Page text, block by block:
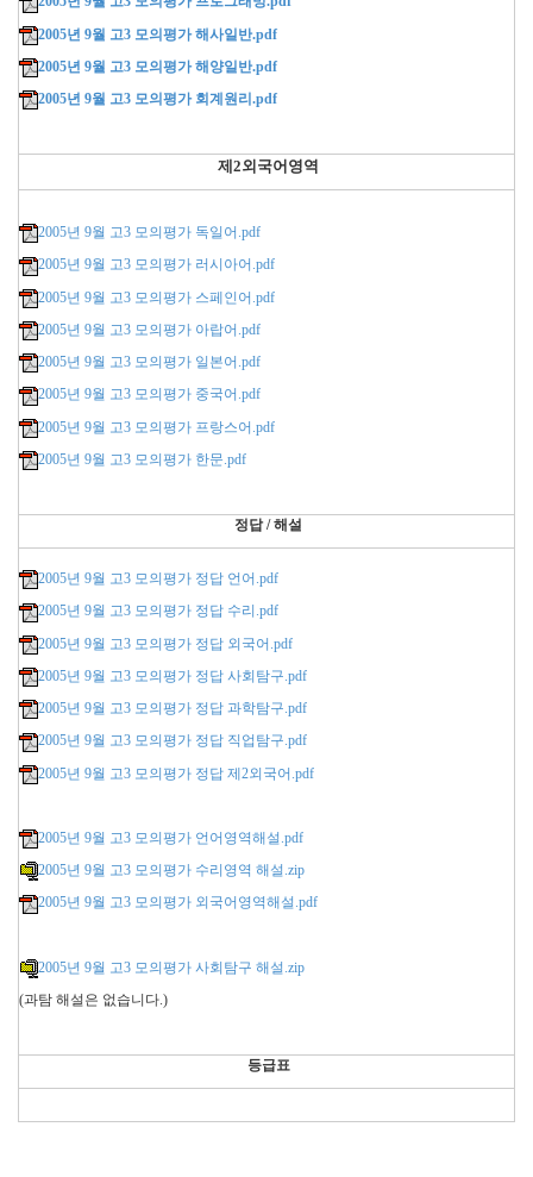
2005년 9월 고3 모의평가 해사일반.pdf
2005년 9월 고3 모의평가 해양일반.pdf
2005년 9월 고3 모의평가 회계원리.pdf
제2외국어영역
2005년 9월 고3 모의평가 독일어.pdf
2005년 9월 고3 모의평가 러시아어.pdf
2005년 9월 고3 모의평가 스페인어.pdf
2005년 9월 고3 모의평가 아랍어.pdf
2005년 9월 고3 모의평가 일본어.pdf
2005년 9월 고3 모의평가 중국어.pdf
2005년 9월 고3 모의평가 프랑스어.pdf
2005년 9월 고3 모의평가 한문.pdf
정답 / 해설
2005년 9월 고3 모의평가 정답 언어.pdf
2005년 9월 고3 모의평가 정답 수리.pdf
2005년 9월 고3 모의평가 정답 외국어.pdf
2005년 9월 고3 모의평가 정답 사회탐구.pdf
2005년 9월 고3 모의평가 정답 과학탐구.pdf
2005년 9월 고3 모의평가 정답 직업탐구.pdf
2005년 9월 고3 모의평가 정답 제2외국어.pdf
2005년 9월 고3 모의평가 언어영역해설.pdf
2005년 9월 고3 모의평가 수리영역 해설.zip
2005년 9월 고3 모의평가 외국어영역해설.pdf
2005년 9월 고3 모의평가 사회탐구 해설.zip
(과탐 해설은 없습니다.)
등급표